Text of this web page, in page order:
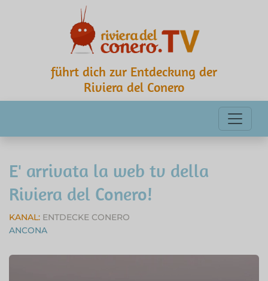
führt dich zur Entdeckung der
Riviera del Conero
E' arrivata la web tv della
Riviera del Conero!
KANAL: ENTDECKE CONERO
ANCONA